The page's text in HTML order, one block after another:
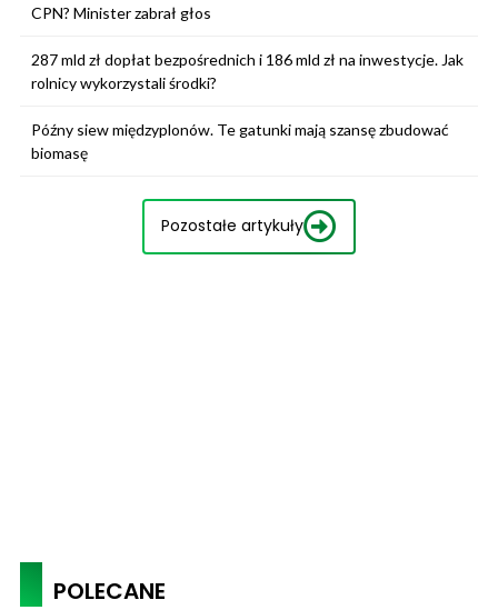
CPN? Minister zabrał głos
287 mld zł dopłat bezpośrednich i 186 mld zł na inwestycje. Jak
rolnicy wykorzystali środki?
Późny siew międzyplonów. Te gatunki mają szansę zbudować
biomasę
Pozostałe artykuły
POLECANE